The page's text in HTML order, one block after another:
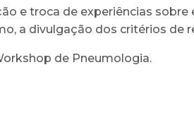
e troca de experiências
a divulgação dos critérios de
de Pneumologia.